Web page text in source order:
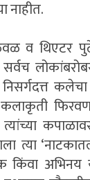
नाहीत.
व थिएटर पुढे
कलाकृती
त्यांच्या
त्या
किंवा अभिनय